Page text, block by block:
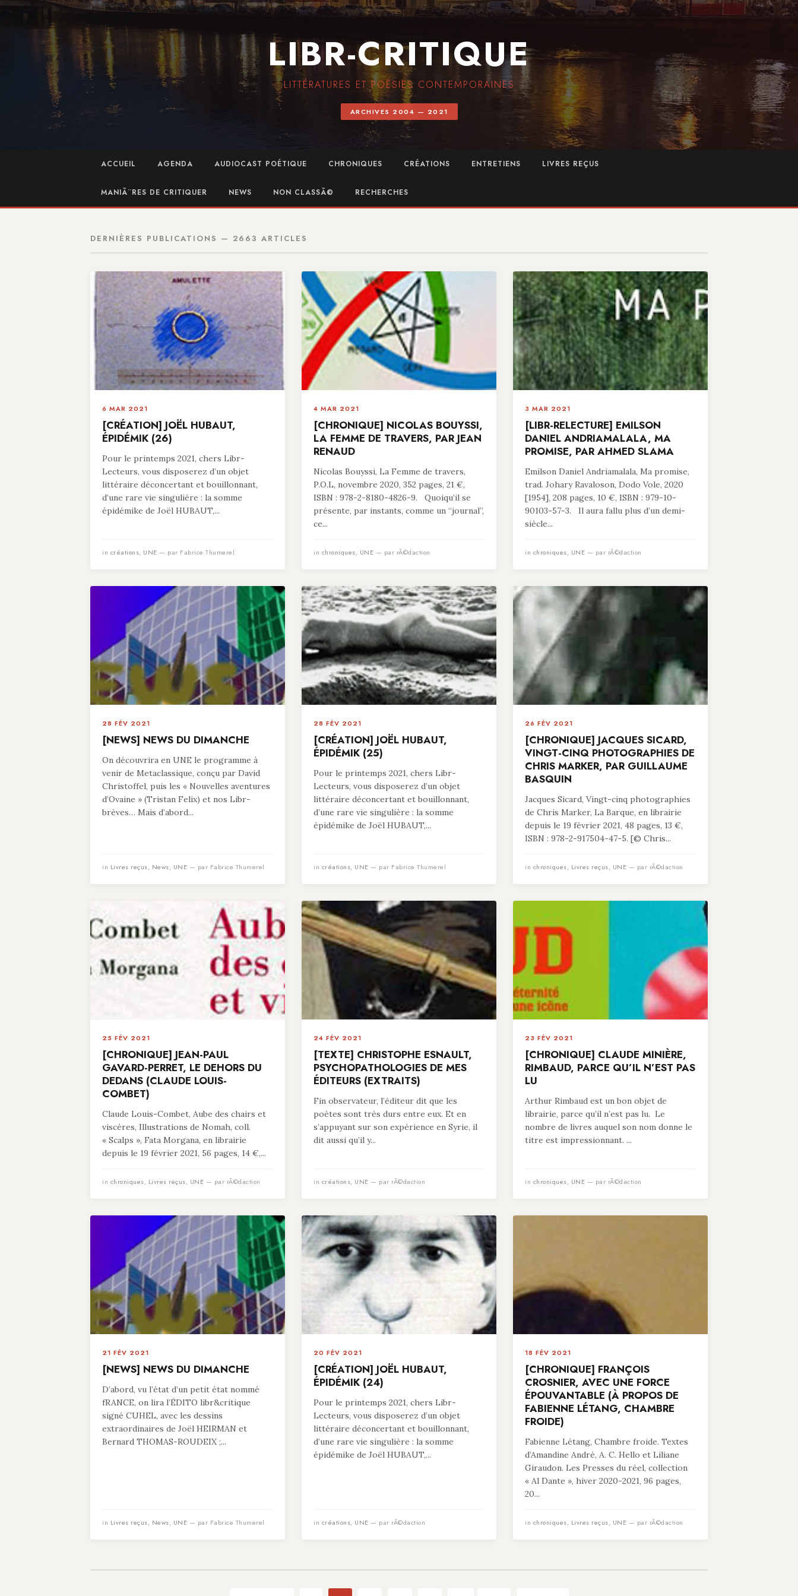
LIBR-CRITIQUE
LITTÉRATURES ET POÉSIES CONTEMPORAINES
ARCHIVES 2004 — 2021
ACCUEIL AGENDA AUDIOCAST POÉTIQUE CHRONIQUES CRÉATIONS ENTRETIENS LIVRES REÇUS
MANIÃ¨RES DE CRITIQUER NEWS NON CLASSÃ© RECHERCHES
DERNIÈRES PUBLICATIONS — 2663 ARTICLES
6 MAR 2021
[CRÉATION] JOËL HUBAUT,
ÉPIDÉMIK (26)
Pour le printemps 2021, chers Libr-
Lecteurs, vous disposerez d’un objet
littéraire déconcertant et bouillonnant,
d’une rare vie singulière : la somme
épidémike de Joël HUBAUT,...
in créations, UNE — par Fabrice Thumerel
4 MAR 2021
[CHRONIQUE] NICOLAS BOUYSSI,
LA FEMME DE TRAVERS, PAR JEAN
RENAUD
Nicolas Bouyssi, La Femme de travers,
P.O.L, novembre 2020, 352 pages, 21 €,
ISBN : 978-2-8180-4826-9. Quoiqu’il se
présente, par instants, comme un “journal”,
ce...
in chroniques, UNE — par rÃ©daction
3 MAR 2021
[LIBR-RELECTURE] EMILSON
DANIEL ANDRIAMALALA, MA
PROMISE, PAR AHMED SLAMA
Emilson Daniel Andriamalala, Ma promise,
trad. Johary Ravaloson, Dodo Vole, 2020
[1954], 208 pages, 10 €, ISBN : 979-10-
90103-57-3. Il aura fallu plus d’un demi-
siècle...
in chroniques, UNE — par rÃ©daction
28 FÉV 2021
[NEWS] NEWS DU DIMANCHE
On découvrira en UNE le programme à
venir de Metaclassique, conçu par David
Christoffel, puis les « Nouvelles aventures
d’Ovaine » (Tristan Felix) et nos Libr-
brèves… Mais d’abord...
in Livres reçus, News, UNE — par Fabrice Thumerel
28 FÉV 2021
[CRÉATION] JOËL HUBAUT,
ÉPIDÉMIK (25)
Pour le printemps 2021, chers Libr-
Lecteurs, vous disposerez d’un objet
littéraire déconcertant et bouillonnant,
d’une rare vie singulière : la somme
épidémike de Joël HUBAUT,...
in créations, UNE — par Fabrice Thumerel
26 FÉV 2021
[CHRONIQUE] JACQUES SICARD,
VINGT-CINQ PHOTOGRAPHIES DE
CHRIS MARKER, PAR GUILLAUME
BASQUIN
Jacques Sicard, Vingt-cinq photographies
de Chris Marker, La Barque, en librairie
depuis le 19 février 2021, 48 pages, 13 €,
ISBN : 978-2-917504-47-5. [© Chris...
in chroniques, Livres reçus, UNE — par rÃ©daction
25 FÉV 2021
[CHRONIQUE] JEAN-PAUL
GAVARD-PERRET, LE DEHORS DU
DEDANS (CLAUDE LOUIS-
COMBET)
Claude Louis-Combet, Aube des chairs et
viscères, Illustrations de Nomah, coll.
« Scalps », Fata Morgana, en librairie
depuis le 19 février 2021, 56 pages, 14 €,...
in chroniques, Livres reçus, UNE — par rÃ©daction
24 FÉV 2021
[TEXTE] CHRISTOPHE ESNAULT,
PSYCHOPATHOLOGIES DE MES
ÉDITEURS (EXTRAITS)
Fin observateur, l’éditeur dit que les
poètes sont très durs entre eux. Et en
s’appuyant sur son expérience en Syrie, il
dit aussi qu’il y...
in créations, UNE — par rÃ©daction
23 FÉV 2021
[CHRONIQUE] CLAUDE MINIÈRE,
RIMBAUD, PARCE QU’IL N’EST PAS
LU
Arthur Rimbaud est un bon objet de
librairie, parce qu’il n’est pas lu. Le
nombre de livres auquel son nom donne le
titre est impressionnant. ...
in chroniques, UNE — par rÃ©daction
21 FÉV 2021
[NEWS] NEWS DU DIMANCHE
D’abord, vu l’état d’un petit état nommé
fRANCE, on lira l’ÉDITO libr&critique
signé CUHEL, avec les dessins
extraordinaires de Joël HEIRMAN et
Bernard THOMAS-ROUDEIX ;...
in Livres reçus, News, UNE — par Fabrice Thumerel
20 FÉV 2021
[CRÉATION] JOËL HUBAUT,
ÉPIDÉMIK (24)
Pour le printemps 2021, chers Libr-
Lecteurs, vous disposerez d’un objet
littéraire déconcertant et bouillonnant,
d’une rare vie singulière : la somme
épidémike de Joël HUBAUT,...
in créations, UNE — par rÃ©daction
18 FÉV 2021
[CHRONIQUE] FRANÇOIS
CROSNIER, AVEC UNE FORCE
ÉPOUVANTABLE (À PROPOS DE
FABIENNE LÉTANG, CHAMBRE
FROIDE)
Fabienne Létang, Chambre froide. Textes
d’Amandine André, A. C. Hello et Liliane
Giraudon. Les Presses du réel, collection
« Al Dante », hiver 2020-2021, 96 pages,
20...
in chroniques, Livres reçus, UNE — par rÃ©daction